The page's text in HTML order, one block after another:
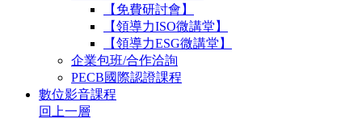
【免費研討會】
【領導力ISO微講堂】
【領導力ESG微講堂】
企業包班/合作洽詢
PECB國際認證課程
數位影音課程
回上一層